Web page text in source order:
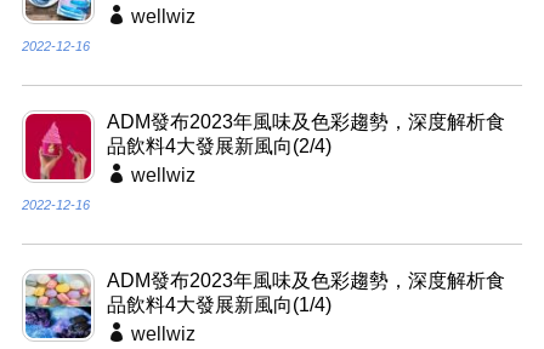
wellwiz
2022-12-16
ADM發布2023年風味及色彩趨勢，深度解析食
品飲料4大發展新風向(2/4)
wellwiz
2022-12-16
ADM發布2023年風味及色彩趨勢，深度解析食
品飲料4大發展新風向(1/4)
wellwiz